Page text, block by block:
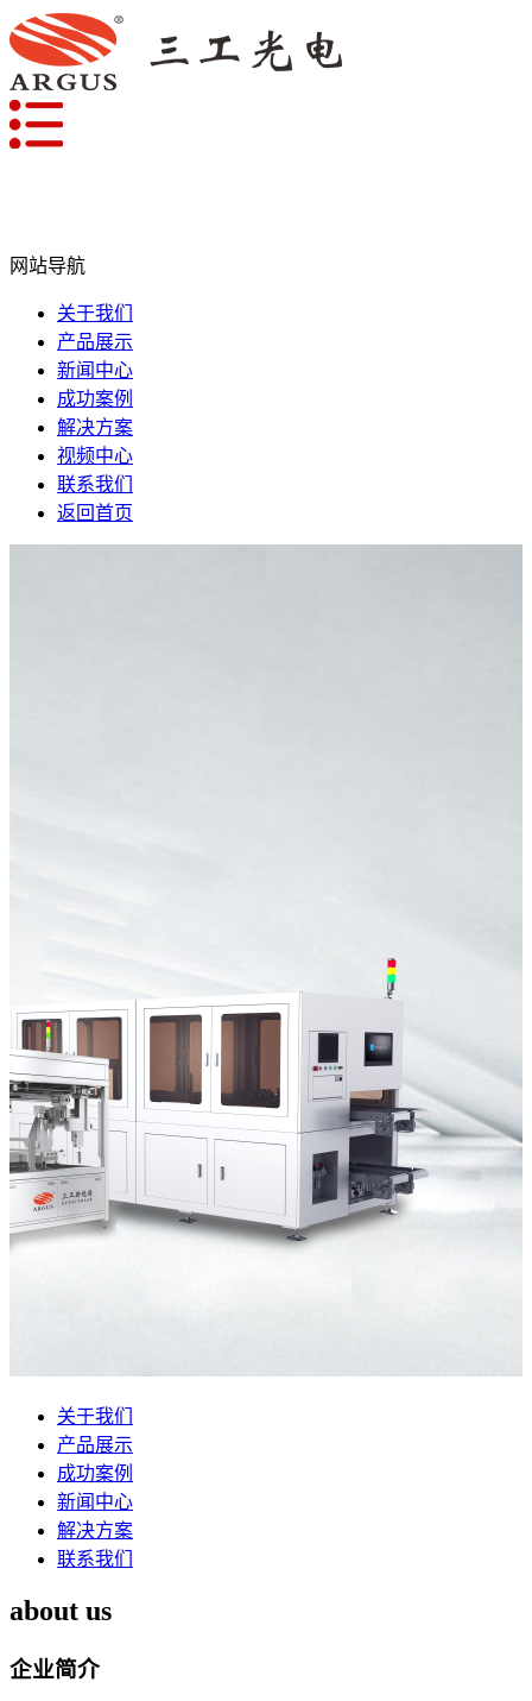
网站导航
关于我们
产品展示
新闻中心
成功案例
解决方案
视频中心
联系我们
返回首页
关于我们
产品展示
成功案例
新闻中心
解决方案
联系我们
about us
企业简介